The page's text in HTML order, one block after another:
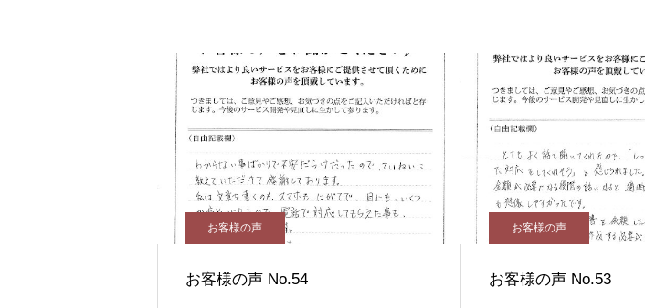
お客様の声
お客様の声 No.54
お客様の声
お客様の声 No.53